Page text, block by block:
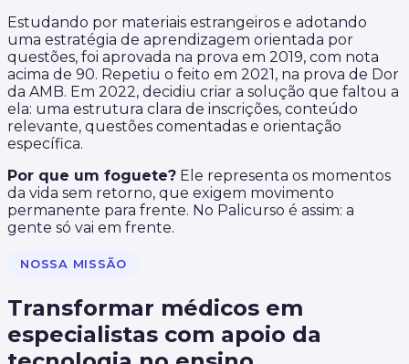
Estudando por materiais estrangeiros e adotando
uma estratégia de aprendizagem orientada por
questões, foi aprovada na prova em 2019, com nota
acima de 90. Repetiu o feito em 2021, na prova de Dor
da AMB. Em 2022, decidiu criar a solução que faltou a
ela: uma estrutura clara de inscrições, conteúdo
relevante, questões comentadas e orientação
específica.
Por que um foguete? Ele representa os momentos
da vida sem retorno, que exigem movimento
permanente para frente. No Palicurso é assim: a
gente só vai em frente.
NOSSA MISSÃO
Transformar médicos em
especialistas com apoio da